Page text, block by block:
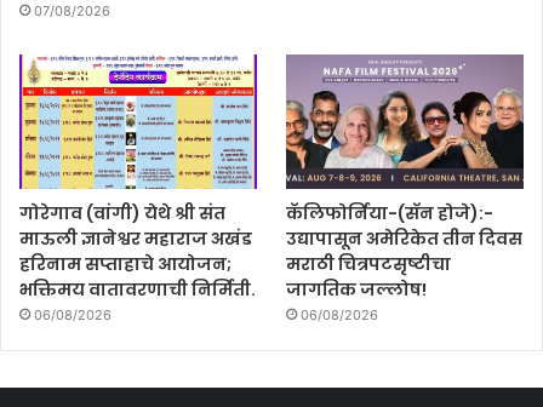
07/08/2026
गोरेगाव (वांगी) येथे श्री संत
माऊली ज्ञानेश्वर महाराज अखंड
हरिनाम सप्ताहाचे आयोजन;
भक्तिमय वातावरणाची निर्मिती.
06/08/2026
कॅलिफोर्निया-(सॅन होजे):-
उद्यापासून अमेरिकेत तीन दिवस
मराठी चित्रपटसृष्टीचा
जागतिक जल्लोष!
06/08/2026